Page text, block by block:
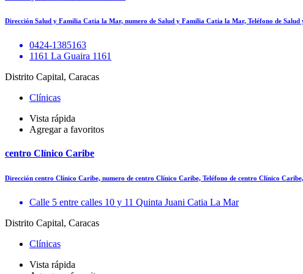
Dirección Salud y Familia Catia la Mar, numero de Salud y Familia Catia la Mar, Teléfono de
0424-1385163
1161 La Guaira 1161
Distrito Capital, Caracas
Clínicas
Vista rápida
Agregar a favoritos
centro Clínico Caribe
Dirección centro Clínico Caribe, numero de centro Clínico Caribe, Teléfono de centro Clínico
Calle 5 entre calles 10 y 11 Quinta Juani Catia La Mar
Distrito Capital, Caracas
Clínicas
Vista rápida